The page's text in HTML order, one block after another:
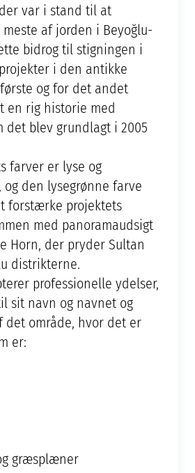
var i stand til at
af jorden i Beyoğlu-
bidrog til stigningen i
i den antikke
og for det andet
en rig historie med
det blev grundlagt i 2005
farver er lyse og
den lysegrønne farve
forstærke projektets
med panoramaudsigt
Horn, der pryder Sultan
distrikterne.
professionelle ydelser,
sit navn og navnet og
det område, hvor det er
er:
græsplæner